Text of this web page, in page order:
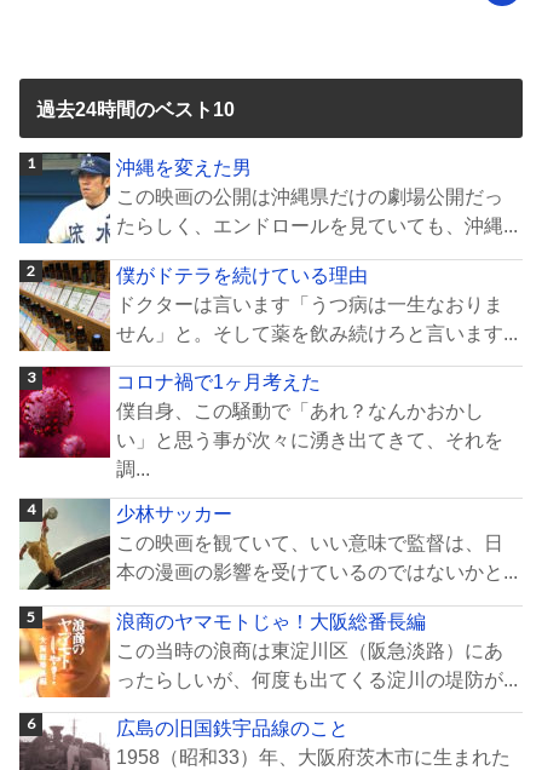
過去24時間のベスト10
沖縄を変えた男
この映画の公開は沖縄県だけの劇場公開だっ
たらしく、エンドロールを見ていても、沖縄...
僕がドテラを続けている理由
ドクターは言います「うつ病は一生なおりま
せん」と。そして薬を飲み続けろと言います...
コロナ禍で1ヶ月考えた
僕自身、この騒動で「あれ？なんかおかし
い」と思う事が次々に湧き出てきて、それを
調...
少林サッカー
この映画を観ていて、いい意味で監督は、日
本の漫画の影響を受けているのではないかと...
浪商のヤマモトじゃ！大阪総番長編
この当時の浪商は東淀川区（阪急淡路）にあ
ったらしいが、何度も出てくる淀川の堤防が...
広島の旧国鉄宇品線のこと
1958（昭和33）年、大阪府茨木市に生まれた